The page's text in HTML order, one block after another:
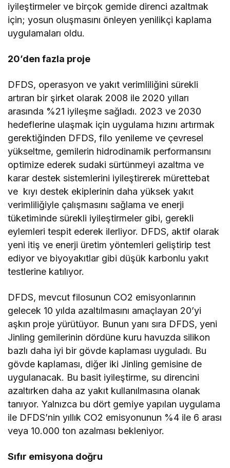
iyileştirmeler ve birçok gemide direnci azaltmak
için; yosun oluşmasını önleyen yenilikçi kaplama
uygulamaları oldu.
20’den fazla proje
DFDS, operasyon ve yakıt verimliliğini sürekli
artıran bir şirket olarak 2008 ile 2020 yılları
arasında %21 iyileşme sağladı. 2023 ve 2030
hedeflerine ulaşmak için uygulama hızını artırmak
gerektiğinden DFDS, filo yenileme ve çevresel
yükseltme, gemilerin hidrodinamik performansını
optimize ederek sudaki sürtünmeyi azaltma ve
karar destek sistemlerini iyileştirerek mürettebat
ve kıyı destek ekiplerinin daha yüksek yakıt
verimliliğiyle çalışmasını sağlama ve enerji
tüketiminde sürekli iyileştirmeler gibi, gerekli
eylemleri tespit ederek ilerliyor. DFDS, aktif olarak
yeni itiş ve enerji üretim yöntemleri geliştirip test
ediyor ve biyoyakıtlar gibi düşük karbonlu yakıt
testlerine katılıyor.
DFDS, mevcut filosunun CO2 emisyonlarının
gelecek 10 yılda azaltılmasını amaçlayan 20’yi
aşkın proje yürütüyor. Bunun yanı sıra DFDS, yeni
Jinling gemilerinin dördüne kuru havuzda silikon
bazlı daha iyi bir gövde kaplaması uyguladı. Bu
gövde kaplaması, diğer iki Jinling gemisine de
uygulanacak. Bu basit iyileştirme, su direncini
azaltırken daha az yakıt kullanılmasına olanak
tanıyor. Yalnızca bu dört gemiye yapılan uygulama
ile DFDS’nin yıllık CO2 emisyonunun %4 ile 6 arası
veya 10.000 ton azalması bekleniyor.
Sıfır emisyona doğru